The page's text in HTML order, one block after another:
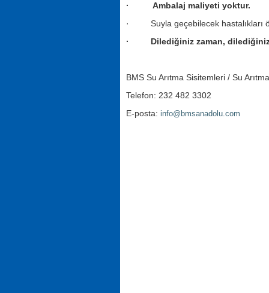
· Ambalaj maliyeti yoktur.
· Suyla geçebilecek hastalıkları
· Dilediğiniz zaman, dilediğiniz
BMS Su Arıtma Sisitemleri / Su
Telefon: 232 482 3302
E-posta: info@bmsanadolu.com